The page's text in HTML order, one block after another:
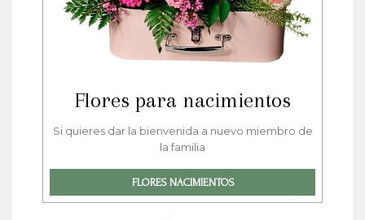
Flores para nacimientos
Si quieres dar la bienvenida a nuevo miembro de
la familia
FLORES NACIMIENTOS